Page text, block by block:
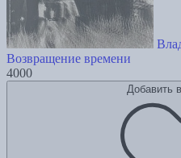
Возвращение времени
4000
Добавить